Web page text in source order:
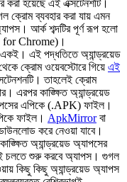
হয়েছে এই এক্সটেনশটি।
ক্রোম ব্যবহার করা যায় এমন
আর্ক শব্দটির পূর্ণ রূপ হলো
for Chrome)।
একই। এই পদ্ধতিতে অ্যান্ড্রয়েড
ক্রোম ওয়েবস্টোরে গিয়ে এই
তাহলেই ক্রোম
এরপর কাঙ্ক্ষিত অ্যান্ড্রয়েড
এপিকে (.APK) ফাইল।
ফাইল। ApkMirrorবা
করে নেওয়া যাবে।
অ্যান্ড্রয়েড অ্যাপসের
চলতে শুরু করবে অ্যাপস। গুগল
কিছু কিছু অ্যান্ড্রয়েড অ্যাপস